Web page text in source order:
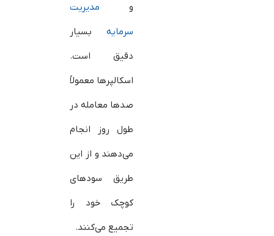
و مدیریت
سرمایهبسیار
دقیق است.
اسکالپرها معمولاً
صدها معامله در
طول روز انجام
می‌دهند و از این
طریق سودهای
کوچک خود را
تجمیع می‌کنند.